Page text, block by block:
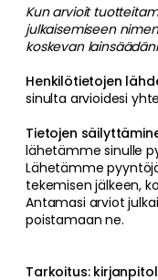
Kun arvioit
julkaisemiseen
koskevan
Henkilötietojen
sinulta arvioidesi
Tietojen
lähetämme sinulle
Lähetämme
tekemisen jälkeen,
Antamasi arviot
poistamaan ne.
Tarkoitus: